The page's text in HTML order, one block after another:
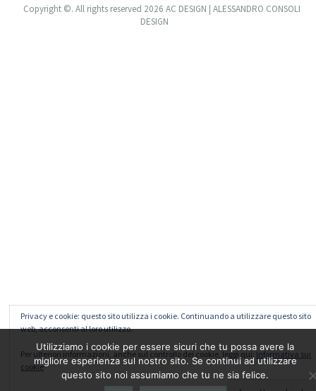
Copyright ©. All rights reserved 2026 AC DESIGN | ALESSANDRO CONSOLI
DESIGN
Privacy e cookie: questo sito utilizza i cookie. Continuando a utilizzare questo sito
web, acconsenti al loro utilizzo.
Per ulteriori informazioni, anche sul controllo dei cookie, leggi qui: Informativa sui
cookie
Utilizziamo i cookie per essere sicuri che tu possa avere la
migliore esperienza sul nostro sito. Se continui ad utilizzare
questo sito noi assumiamo che tu ne sia felice.